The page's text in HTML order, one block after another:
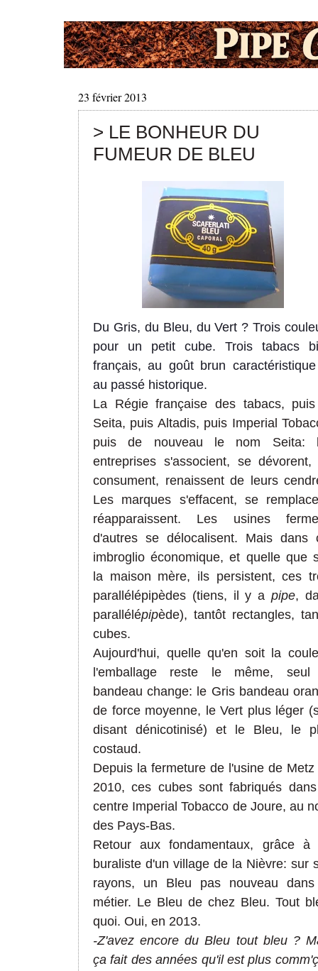
23 février 2013
> LE BONHEUR DU
FUMEUR DE BLEU
Du Gris, du Bleu, du Vert ? Trois
pour un petit cube. Trois tabacs
français, au goût brun
au passé historique.
La Régie française des tabacs,
Seita, puis Altadis, puis Imperial
puis de nouveau le nom Seita:
entreprises s'associent, se dévorent,
consument, renaissent de leurs
Les marques s'effacent, se
réapparaissent. Les usines
d'autres se délocalisent. Mais dans
imbroglio économique, et quelle que
la maison mère, ils persistent, ces
parallélépipèdes (tiens, il y apipe,
parallélépipède), tantôt rectangles,
cubes.
Aujourd'hui, quelle qu'en soit la
l'emballage reste le même,
bandeau change: le Gris bandeau
de force moyenne, le Vert plus léger
disant dénicotinisé) et le Bleu, le
costaud.
Depuis la fermeture de l'usine de Metz
2010, ces cubes sont fabriqués
centre Imperial Tobacco de Joure, au
des Pays-Bas.
Retour aux fondamentaux, grâce à
buraliste d'un village de la Nièvre: sur
rayons, un Bleu pas nouveau
métier. Le Bleu de chez Bleu. Tout
quoi. Oui, en 2013.
-Z'avez encore du Bleu tout bleu ?
ça fait des années qu'il est plus